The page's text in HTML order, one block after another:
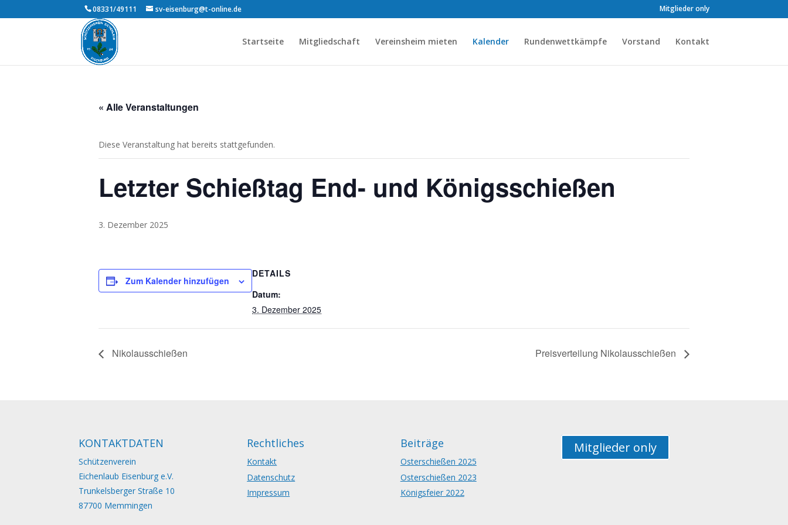
08331/49111 sv-eisenburg@t-online.de Mitglieder only
Startseite Mitgliedschaft Vereinsheim mieten Kalender Rundenwettkämpfe Vorstand Kontakt
« Alle Veranstaltungen
Diese Veranstaltung hat bereits stattgefunden.
Letzter Schießtag End- und Königsschießen
3. Dezember 2025
Zum Kalender hinzufügen
DETAILS
Datum:
3. Dezember 2025
Nikolausschießen Preisverteilung Nikolausschießen
KONTAKTDATEN
Schützenverein
Eichenlaub Eisenburg e.V.
Trunkelsberger Straße 10
87700 Memmingen
Rechtliches
Kontakt
Datenschutz
Impressum
Beiträge
Osterschießen 2025
Osterschießen 2023
Königsfeier 2022
Mitglieder only